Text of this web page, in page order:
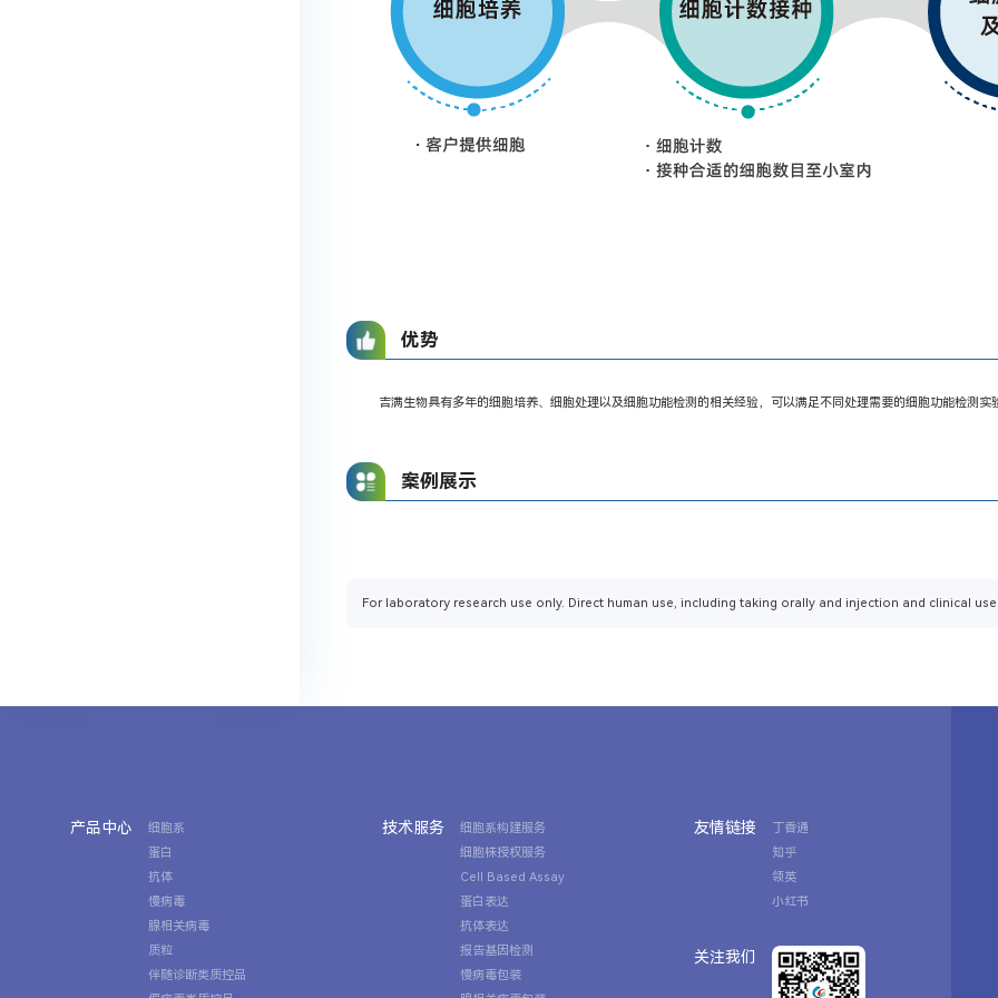
优势
吉满生物具有多年的细胞培养、细胞处理以及细胞功能检测的相关经验，可以满足不同处理需要的细胞功能检测实
案例展示
For laboratory research use only. Direct human use, including taking orally and injection and clinical
产品中心
细胞系
蛋白
抗体
慢病毒
腺相关病毒
质粒
伴随诊断类质控品
技术服务
细胞系构建服务
细胞株授权服务
Cell Based Assay
蛋白表达
抗体表达
报告基因检测
慢病毒包装
友情链接
丁香通
知乎
领英
小红书
关注我们